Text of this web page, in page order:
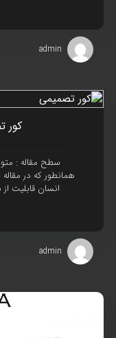
admin
کور
سطح مقاله :
همانطور که در
انسان قابليت
admin